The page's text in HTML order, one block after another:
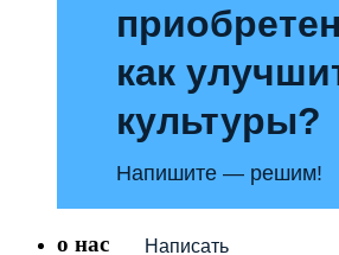
как
культуры?
Напишите — решим!
Написать
о нас